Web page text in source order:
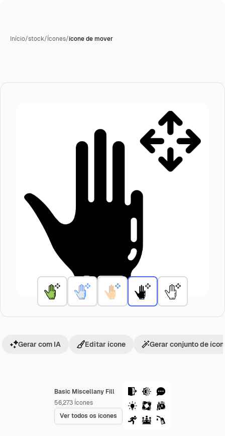
Início/stock/Ícones/ícone de mover
Basic Miscellany Fill
56,273 Ícones
Ver todos os ícones
Gerar com IA Editar ícone Gerar conjunto de